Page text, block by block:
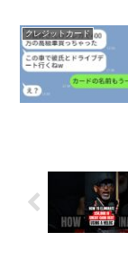
クレジットカード